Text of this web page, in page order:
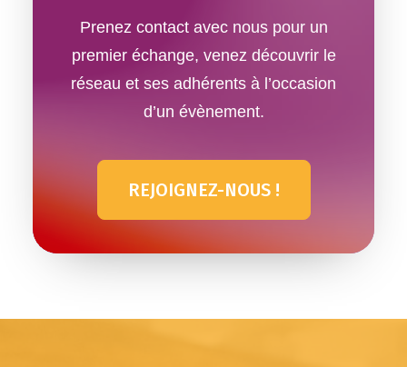
Prenez contact avec nous pour un
premier échange, venez découvrir le
réseau et ses adhérents à l’occasion
d’un évènement.
REJOIGNEZ-NOUS !